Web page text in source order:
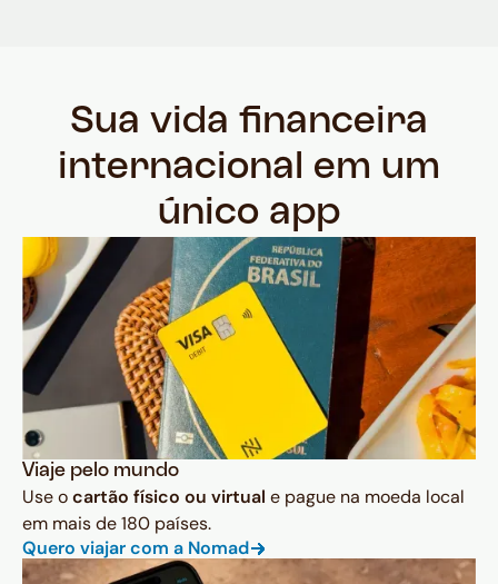
Sua vida financeira
internacional em um
único app
Viaje pelo mundo
Use ocartão físico ou virtual e pague na moeda local
em mais de 180 países.
Quero viajar com a Nomad